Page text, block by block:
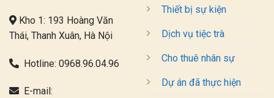
Kho 1: 193 Hoàng Văn
Thái, Thanh Xuân, Hà Nội
Hotline: 0968.96.04.96
E-mail:
Thiết bị sự kiện
Dịch vụ tiệc trà
Cho thuê nhân sự
Dự án đã thực hiện